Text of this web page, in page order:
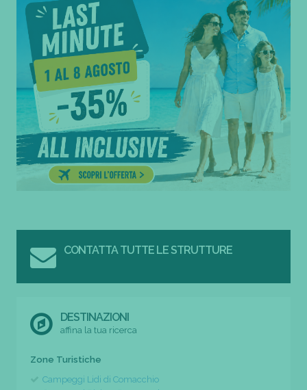
CONTATTA TUTTE LE STRUTTURE
DESTINAZIONI
affina la tua ricerca
Zone Turistiche
Campeggi Lidi di Comacchio